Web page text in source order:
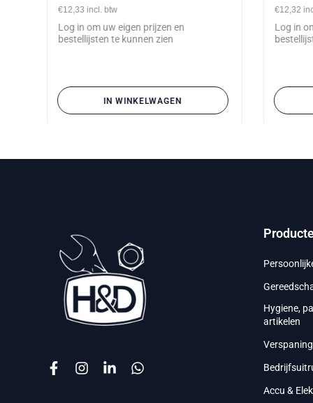
€12,33 incl. btw
Log in om uw eigen prijzen en
bestellijsten te kunnen zien
IN WINKELWAGEN
€12,32
Log in
Hygiene,
artikelen
Verspaning
Accu &